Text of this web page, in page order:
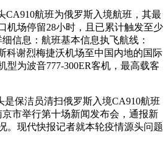
CA910航班为俄罗斯入境航班，其最
机场停留28小时，且已累计触发至少
信息：航班基本信息执飞航线：
科谢烈梅捷沃机场至中国内地的国际
型为波音777-300ER客机，最高载客
是保洁员清扫俄罗斯入境CA910航班
市举行第十场新闻发布会，通报新
。现代快报记者就本轮疫情源头问题